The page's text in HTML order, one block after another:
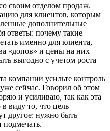
своим отде­лом продаж.
для клиентов, которым
дополнительные
ответы: почему такие
именно для клиента,
«допов» и цены на них
выгодно с уче­том роста
компании усильте контроль
сейчас. Говорил об этом
и усиливаю, так как эта
виду то, что цель –
другое: нужно быть
под­мечать.